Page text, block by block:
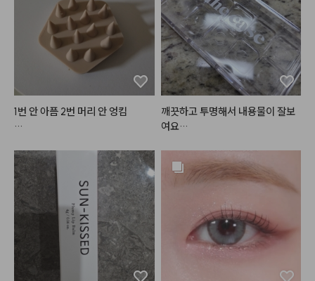
1번 안 아픔 2번 머리 안 엉킴
손톱으로 긁을 순 없고, 손끝으로
감으면 씻는 거라 씻는 느낌은 나
는데 깨끗하게 씻기는 느낌인지 찝
찝한 거는 있었음
근데 이거 처음 써보고 극락을 느낀
깨끗하고 투명해서 내용물이 잘보
여요